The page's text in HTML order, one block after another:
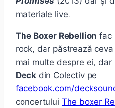
materiale live.
The Boxer Rebellion fac
rock, dar păstrează
mai multe despre ei,
Deck din Colectiv pe
facebook.com/
concertului The boxer